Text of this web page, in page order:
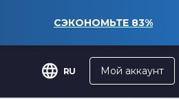
СЭКОНОМЬТЕ 83%
RU Мой аккаунт